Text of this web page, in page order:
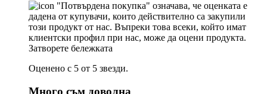
"Потвърдена покупка" означава, че оценката е
дадена от купувачи, които действително са закупили
този продукт от нас. Въпреки това всеки, който имат
клиентски профил при нас, може да оцени продукта.
Затворете бележката
Оценено с 5 от 5 звезди.
Много съм доволна